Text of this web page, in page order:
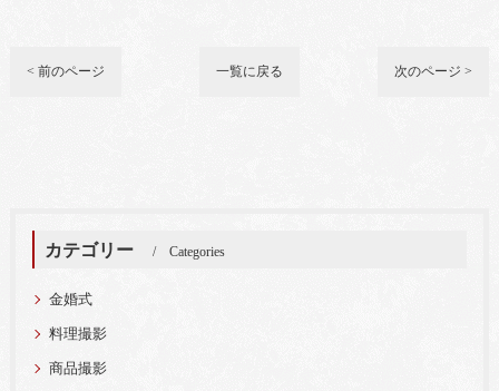
< 前のページ 一覧に戻る 次のページ >
カテゴリー Categories
金婚式
料理撮影
商品撮影